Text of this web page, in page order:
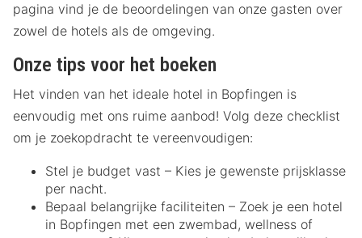
pagina vind je de beoordelingen van onze gasten over
zowel de hotels als de omgeving.
Onze tips voor het boeken
Het vinden van het ideale hotel in Bopfingen is
eenvoudig met ons ruime aanbod! Volg deze checklist
om je zoekopdracht te vereenvoudigen:
Stel je budget vast – Kies je gewenste prijsklasse
per nacht.
Bepaal belangrijke faciliteiten – Zoek je een hotel
in Bopfingen met een zwembad, wellness of